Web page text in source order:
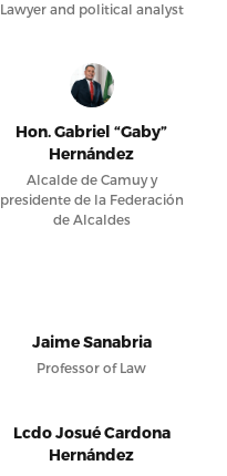
Lawyer and political analyst
Hon. Gabriel “Gaby”
Hernández
Alcalde de Camuy y
presidente de la Federación
de Alcaldes
Jaime Sanabria
Professor of Law
Lcdo Josué Cardona
Hernández